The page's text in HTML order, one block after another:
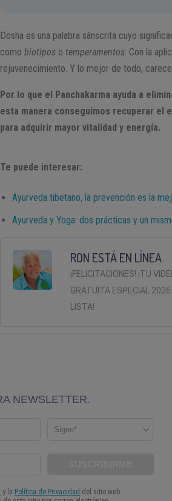
Dosha es una palabra sánscrita cuyo
comobiotipos o temperamentos. Con la
rejuvenecimiento. Y lo mejor de todo,
Por lo que el Panchakarma ayuda a
esta manera conseguimos recuperar el
para adquirir mayor vitalidad y energía.
Te puede interesar:
Ayurveda tibetano, la prevención es la
Ayurveda y Yoga: dos prácticas y un
RON ESTÁ EN LÍNEA
¡FELICITACIONES! ¡TU
GRATUITA ESPECIAL
LISTA!